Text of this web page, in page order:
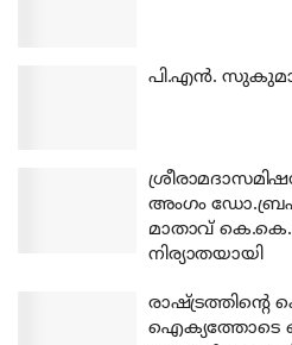
പി.എന്‍.
അംഗം
മാതാവ്
നിര്യാതയായി
രാഷ്ട്രത്തിന്റെ
ഐക്യത്തോടെ